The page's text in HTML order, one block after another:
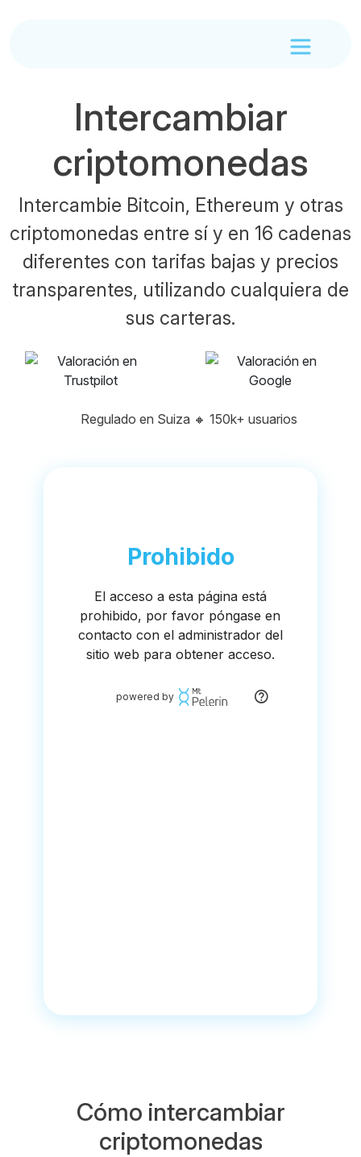
Intercambiar
criptomonedas
Intercambie Bitcoin, Ethereum y otras
criptomonedas entre sí y en 16 cadenas
diferentes con tarifas bajas y precios
transparentes, utilizando cualquiera de
sus carteras.
Regulado en Suiza 🔸 150k+ usuarios
Cómo intercambiar
criptomonedas